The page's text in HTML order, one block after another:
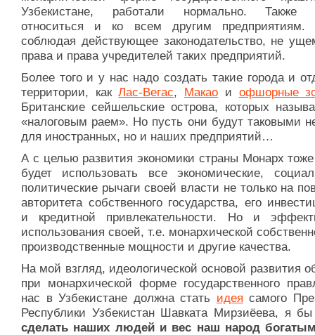
Узбекистане, работали нормально. Также
относиться и ко всем другим предприятиям.
соблюдая действующее законодательство, не
права и права учредителей таких предприятий.
Более того и у нас надо создать такие города и
территории, какЛас-Вегас, Макао и офшорные
Британские сейшельские острова, которых
«налоговым раем». Но пусть они будут таковыми
для иностранных, но и наших предприятий…
А с целью развития экономики страны Монарх
будет использовать все экономические,
политические рычаги своей власти не только на
авторитета собственного государства, его
и кредитной привлекательности. Но и
использования своей, т.е. монархической
производственные мощности и другие качества.
На мой взгляд, идеологической основой развития
при монархической форме государственного
нас в Узбекистане должна стать идея самого
Республики Узбекистан Шавката Мирзиёева, я бы
сделать наших людей и вес наш народ